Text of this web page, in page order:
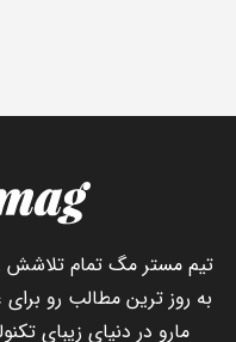
تیم مستر مگ تمام تلاشش
به روز ترین مطالب رو برای
مارو در دنیای زیبای